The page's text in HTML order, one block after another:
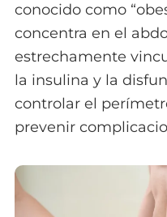
conocido como
concentra en el
estrechamente
la insulina y la
controlar el
prevenir